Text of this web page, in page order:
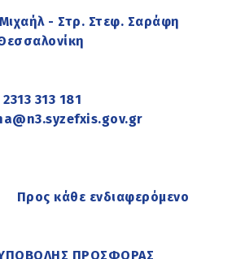
- Στρ. Στεφ. Σαράφη
313 181
Προς κάθε ενδιαφερόμενο
ΠΡΟΣΦΟΡΑΣ